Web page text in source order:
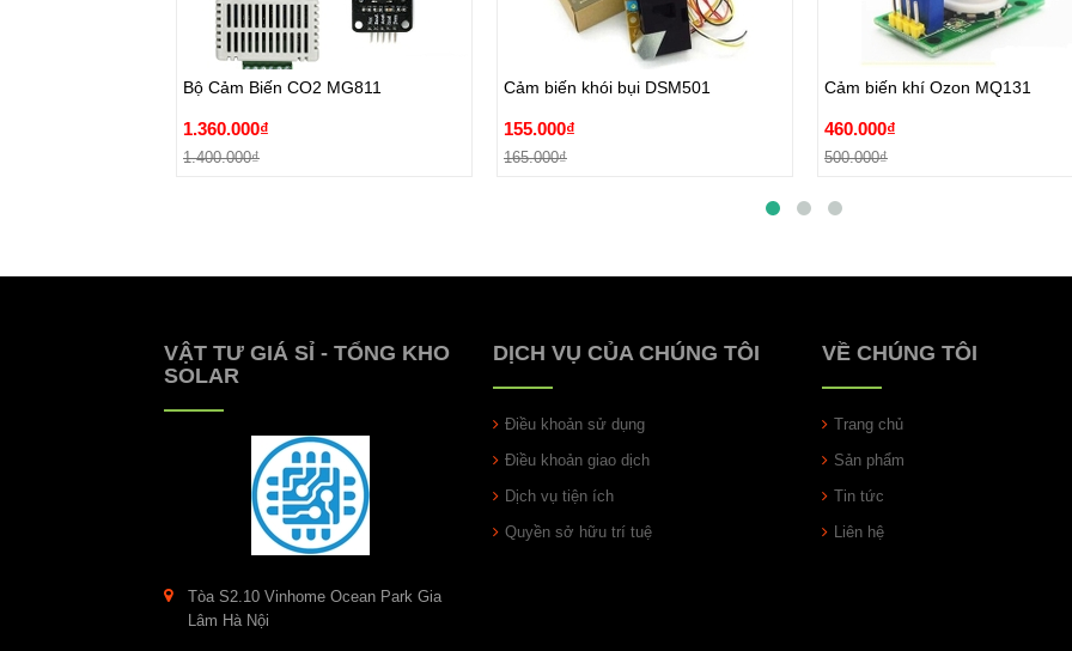
Bộ Cảm Biến CO2 MG811
1.360.000₫
1.400.000₫
Bộ Cảm Biến CO2 MG811
1.360.000₫
1.400.000₫
Cảm biến khói bụi DSM501
155.000₫
165.000₫
Cảm biến khói bụi DSM501
Cảm biến khí Ozon MQ131
460.000₫
500.000₫
Cảm biến khí Ozon MQ131
VẬT TƯ GIÁ SỈ - TỔNG KHO
SOLAR
Tòa S2.10 Vinhome Ocean Park Gia
Lâm Hà Nội
DỊCH VỤ CỦA CHÚNG TÔI
Điều khoản sử dụng
Điều khoản giao dịch
Dịch vụ tiện ích
Quyền sở hữu trí tuệ
VỀ CHÚNG TÔI
Trang chủ
Sản phẩm
Tin tức
Liên hệ